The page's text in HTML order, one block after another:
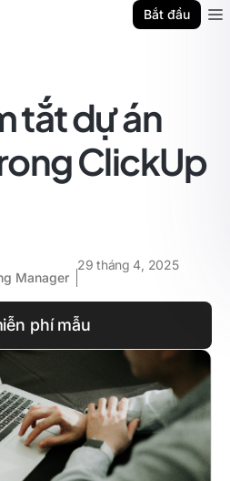
Bắt đầu
tắt dự án
ClickUp
Manager
29 tháng 4, 2025
phí mẫu